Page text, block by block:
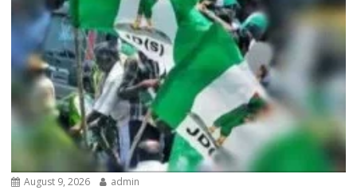
August 9, 2026 admin